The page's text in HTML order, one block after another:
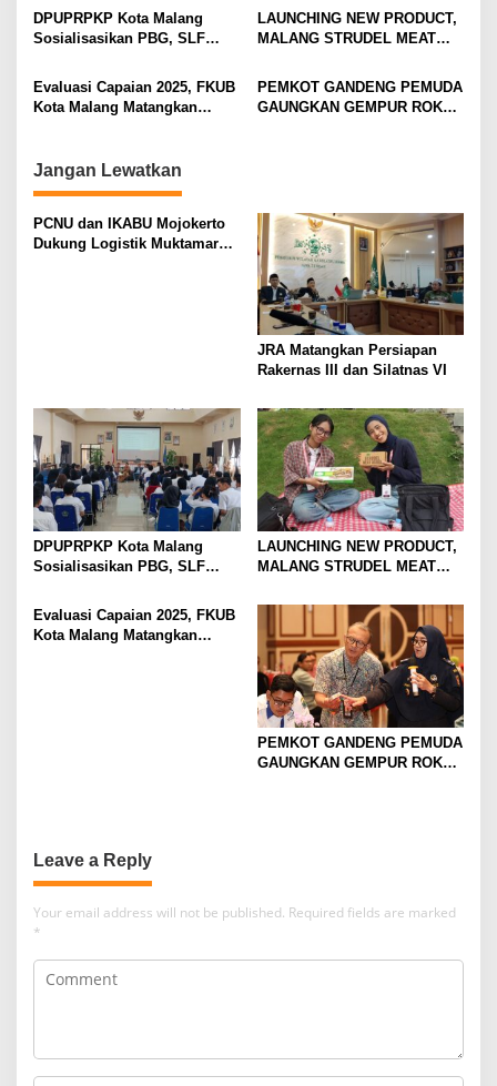
g
a
t
i
n
DPUPRPKP Kota Malang
Sosialisasikan PBG, SLF
SPPG
LAUNCHING NEW PRODUCT,
MALANG STRUDEL MEAT
Evaluasi Capaian 2025, FKUB
Kota Malang Matangkan
PEMKOT GANDENG PEMUDA
GAUNGKAN GEMPUR ROKOK
Jangan Lewatkan
PCNU dan IKABU Mojokerto
Dukung Logistik Muktamar
JRA Matangkan Persiapan
Rakernas III dan Silatnas VI
DPUPRPKP Kota Malang
Sosialisasikan PBG, SLF
SPPG
LAUNCHING NEW PRODUCT,
MALANG STRUDEL MEAT
Evaluasi Capaian 2025, FKUB
Kota Malang Matangkan
PEMKOT GANDENG PEMUDA
GAUNGKAN GEMPUR ROKOK
Leave a Reply
Your email address will not be published. Required fields are marked
*